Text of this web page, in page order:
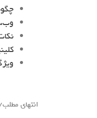
انتهای